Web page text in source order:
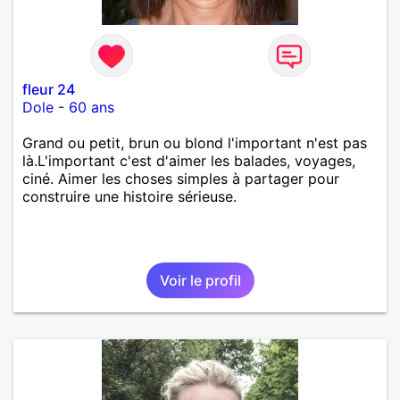
fleur 24
Dole - 60 ans
Grand ou petit, brun ou blond l'important n'est pas
là.L'important c'est d'aimer les balades, voyages,
ciné. Aimer les choses simples à partager pour
construire une histoire sérieuse.
Voir le profil